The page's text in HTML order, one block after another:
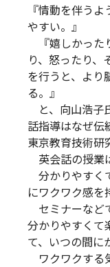
『情動を伴う
やすい。』
『嬉しかった
り、怒ったり、
を行うと、より
る。』
と、向山浩子
話指導はなぜ伝
東京教育技術研
英会話の授業
分かりやすく
にワクワク感を
セミナーなど
分かりやすくて
て、いつの間に
ワクワクする